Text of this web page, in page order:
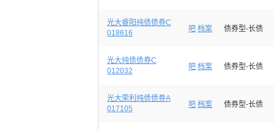
光大睿阳纯债债券C
018616
吧 档案 债券型-长债
光大纯债债券C
012032
吧 档案 债券型-长债
光大荣利纯债债券A
017105
吧 档案 债券型-长债